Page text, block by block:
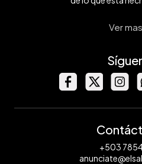
Ver
+503